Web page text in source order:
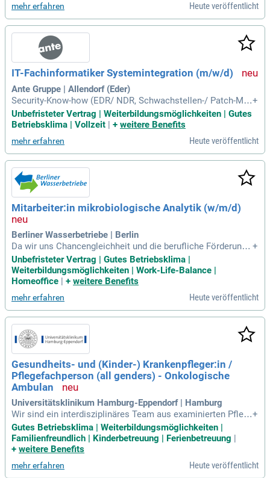
fe. Die praxisnahe Ausbildung bereitet dich optimal auf die
Anforderungen der Branche vor. Zusätzlich kannst du dein F
achabitur erwerben und deine Karrierewege erweitern. Nach
einem Jahr Berufserfahrung besteht die Möglichkeit, eine F
ortbildung zum Chemietechniker:in zu absolvieren oder eine
n Bachelorabschluss anzustreben. Entdecke unsere modern
en Labore und Hörsäle, während du wertvolle Kenntnisse für
deine berufliche Zukunft sammelst.
mehr erfahren Heute veröffentlicht
IT-Fachinformatiker Systemintegration (m/w/d)
Ante Gruppe | Allendorf (Eder)
Security-Know-how (EDR/ NDR, Schwachstellen-/ Patch-Ma
nagement, MFA, Conditional Access, Rollen-/ Rechtekonzep
te). Backup-Lösungen (z. B. Rubrik) und Client-Backup (z. B.
+
Unbefristeter Vertrag | Weiterbildungsmöglichkeiten | Gutes
Betriebsklima | Vollzeit | + weitere Benefits
mehr erfahren Heute veröffentlicht
Mitarbeiter:in mikrobiologische Analytik (w/m/d)
Berliner Wasserbetriebe | Berlin
Da wir uns Chancengleichheit und die berufliche Förderung
von Frauen zum Ziel gesetzt haben, sind wir besonders an B
ewerbungen von Frauen interessiert. Bewerbungen von Men
schen mit Migrationshintergrund sind ausdrücklich erwünsc
+
Unbefristeter Vertrag | Gutes Betriebsklima |
Weiterbildungsmöglichkeiten | Work-Life-Balance |
Homeoffice | + weitere Benefits
mehr erfahren Heute veröffentlicht
Gesundheits- und (Kinder-) Krankenpfleger:in /
Pflegefachperson (all genders) - Onkologische
Ambulan
Universitätsklinikum Hamburg-Eppendorf | Hamburg
Wir sind ein interdisziplinäres Team aus examinierten Pfleg
efachpersonen, MFA´s und Ärzten / Ärztinnen und arbeiten e
ng mit der Studienzentrale zusammen. Du erhältst die Mögli
chkeit in einem engagierten Team aktiv mitzuarbeiten.
+
Gutes Betriebsklima | Weiterbildungsmöglichkeiten |
Familienfreundlich | Kinderbetreuung | Ferienbetreuung
+ weitere Benefits
mehr erfahren Heute veröffentlicht